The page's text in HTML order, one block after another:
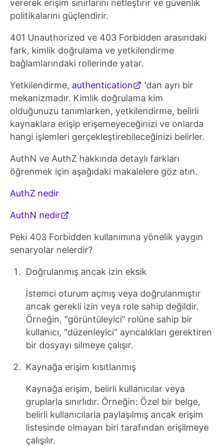
vererek erişim sınırlarını netleştirir ve güvenlik
politikalarını güçlendirir.
401 Unauthorized ve 403 Forbidden arasındaki
fark, kimlik doğrulama ve yetkilendirme
bağlamlarındaki rollerinde yatar.
Yetkilendirme, authentication
'dan ayrı bir
mekanizmadır. Kimlik doğrulama kim
olduğunuzu tanımlarken, yetkilendirme, belirli
kaynaklara erişip erişemeyeceğinizi ve onlarda
hangi işlemleri gerçekleştirebileceğinizi belirler.
AuthN ve AuthZ hakkında detaylı farkları
öğrenmek için aşağıdaki makalelere göz atın.
AuthZ nedir
AuthN nedir
Peki 403 Forbidden kullanımına yönelik yaygın
senaryolar nelerdir?
Doğrulanmış ancak izin eksik
İstemci oturum açmış veya doğrulanmıştır
ancak gerekli izin veya role sahip değildir.
Örneğin, "görüntüleyici" rolüne sahip bir
kullanıcı, "düzenleyici" ayrıcalıkları gerektiren
bir dosyayı silmeye çalışır.
Kaynağa erişim kısıtlanmış
Kaynağa erişim, belirli kullanıcılar veya
gruplarla sınırlıdır. Örneğin: Özel bir belge,
belirli kullanıcılarla paylaşılmış ancak erişim
listesinde olmayan biri tarafından erişilmeye
çalışılır.